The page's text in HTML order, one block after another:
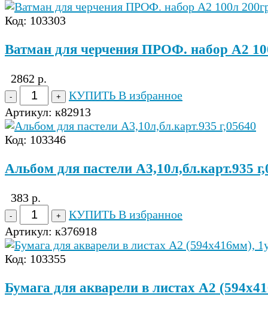
Код: 103303
Ватман для черчения ПРОФ. набор А2
2862 р.
КУПИТЬ В избранное
Артикул: к82913
Код: 103346
Альбом для пастели А3,10л,бл.карт.935
383 р.
КУПИТЬ В избранное
Артикул: к376918
Код: 103355
Бумага для акварели в листах A2